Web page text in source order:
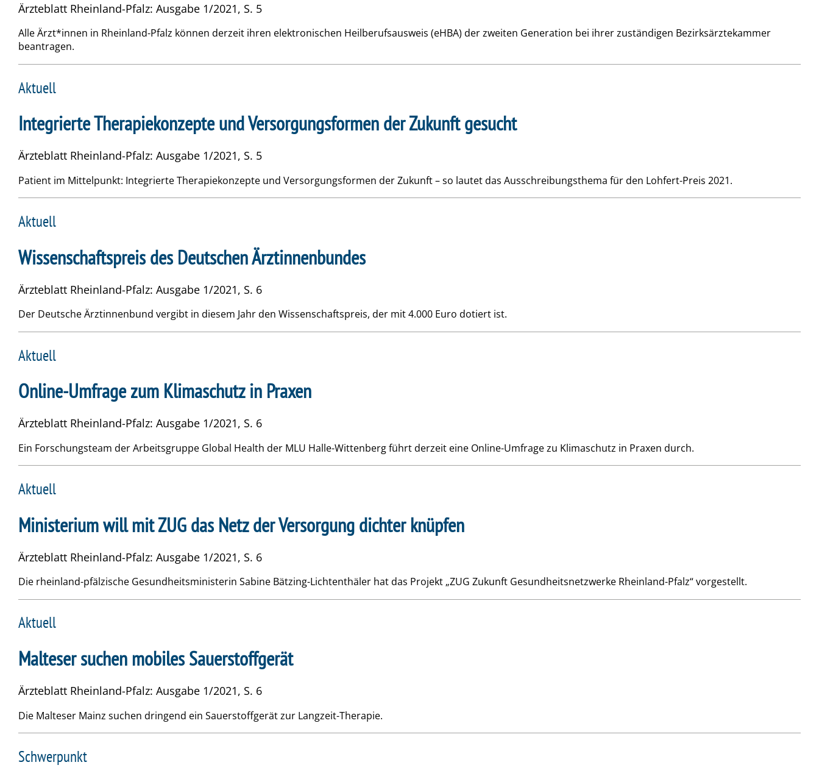
Ärzteblatt Rheinland-Pfalz: Ausgabe 1/2021, S. 5
Alle Ärzt*innen in Rheinland-Pfalz können derzeit ihren elektronischen Heilberufsausweis (eHBA) der zweiten Generation bei ihrer zuständigen Bezirksärztekammer
beantragen.
Aktuell
Integrierte Therapiekonzepte und Versorgungsformen der Zukunft gesucht
Ärzteblatt Rheinland-Pfalz: Ausgabe 1/2021, S. 5
Patient im Mittelpunkt: Integrierte Therapiekonzepte und Versorgungsformen der Zukunft – so lautet das Ausschreibungsthema für den Lohfert-Preis 2021.
Aktuell
Wissenschaftspreis des Deutschen Ärztinnenbundes
Ärzteblatt Rheinland-Pfalz: Ausgabe 1/2021, S. 6
Der Deutsche Ärztinnenbund vergibt in diesem Jahr den Wissenschaftspreis, der mit 4.000 Euro dotiert ist.
Aktuell
Online-Umfrage zum Klimaschutz in Praxen
Ärzteblatt Rheinland-Pfalz: Ausgabe 1/2021, S. 6
Ein Forschungsteam der Arbeitsgruppe Global Health der MLU Halle-Wittenberg führt derzeit eine Online-Umfrage zu Klimaschutz in Praxen durch.
Aktuell
Ministerium will mit ZUG das Netz der Versorgung dichter knüpfen
Ärzteblatt Rheinland-Pfalz: Ausgabe 1/2021, S. 6
Die rheinland-pfälzische Gesundheitsministerin Sabine Bätzing-Lichtenthäler hat das Projekt „ZUG Zukunft Gesundheitsnetzwerke Rheinland-Pfalz“ vorgestellt.
Aktuell
Malteser suchen mobiles Sauerstoffgerät
Ärzteblatt Rheinland-Pfalz: Ausgabe 1/2021, S. 6
Die Malteser Mainz suchen dringend ein Sauerstoffgerät zur Langzeit-Therapie.
Schwerpunkt